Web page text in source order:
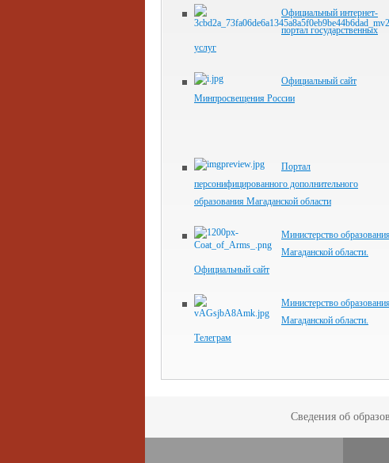
Официальный интернет-
портал государственных
услуг
Официальный сайт
Минпросвещения России
Портал
персонифицированного дополнительного
образования Магаданской области
Министерство
Магаданской области.
Официальный сайт
Министерство
Магаданской области.
Телеграм
Сведения об